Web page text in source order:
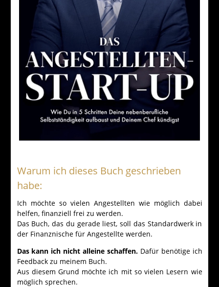
Warum ich dieses Buch geschrieben
habe:
Ich möchte so vielen Angestellten wie möglich dabei
helfen, finanziell frei zu werden.
Das Buch, das du gerade liest, soll das Standardwerk in
der Finanznische für Angestellte werden.
Das kann ich nicht alleine schaffen.Dafür benötige ich
Feedback zu meinem Buch.
Aus diesem Grund möchte ich mit so vielen Lesern wie
möglich sprechen.